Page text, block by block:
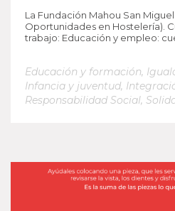
La Fundación Mahou San
Oportunidades en Hostelería).
trabajo: Educación y empleo:
Educación y formación,
Infancia y juventud,
Responsabilidad Social,